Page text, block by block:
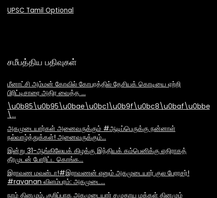
UPSC Tamil Optional
சமீபத்திய பதிவுகள்
மீனாட்சி அம்மன் கோவில் கோபுரத்தில் தேசியக் கொடியை ஏற்றி
பிரிட்டிசாரை அதிர வைத்த …
\…
அகமுடையார்கள் அனைவருக்கும் #ஆடிப்பெருக்கு நன்னாள்
நல்வாழ்த்துக்கள்! அனைவருக்கும்…
இன்று 31-ஆங்கிலேயக் கிழக்கு இந்தியக் கம்பெனிக்கு எதிராகத்
தீரமுடன் போரிட்ட கொங்க…
இராவண மவன்டா!#இராவணன் எனும் அகமுடையார் குல பேரரசர்!
#ravanan விளம்பரம்: அகமுடை…
நாம் தினமும், குறிப்பாக அகமுடையார் சமுதாய மக்கள் தினமும்